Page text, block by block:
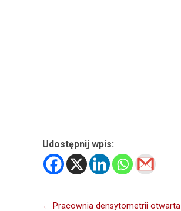
Udostępnij wpis:
Nawigacja
← Pracownia densytometrii otwarta